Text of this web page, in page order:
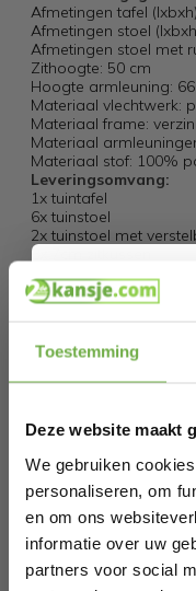
Toestemming
Deze website maakt
We gebruiken
personaliseren, om
en om ons
informatie over uw
partners voor social
Afmetingen tafel
Afmetingen stoel
Afmetingen stoel met
Zithoogte: 50 cm
Hoogte armleuning:
Materiaal vlechtwerk:
Materiaal frame:
Materiaal
Materiaal stof: 100%
Leveringsomvang:
1x tuintafel
6x tuinstoel
2x tuinstoel met
8x 7cm zitkussen
1x
voor het onderhoud
Afleveringsbon:
Specificaties
Artikelnummer
EAN
Schrijf je in
Bij